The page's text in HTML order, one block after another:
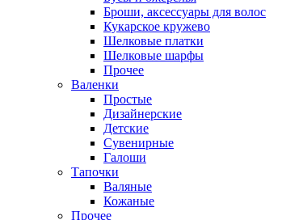
Броши, аксессуары для волос
Кукарское кружево
Шелковые платки
Шелковые шарфы
Прочее
Валенки
Простые
Дизайнерские
Детские
Сувенирные
Галоши
Тапочки
Валяные
Кожаные
Прочее